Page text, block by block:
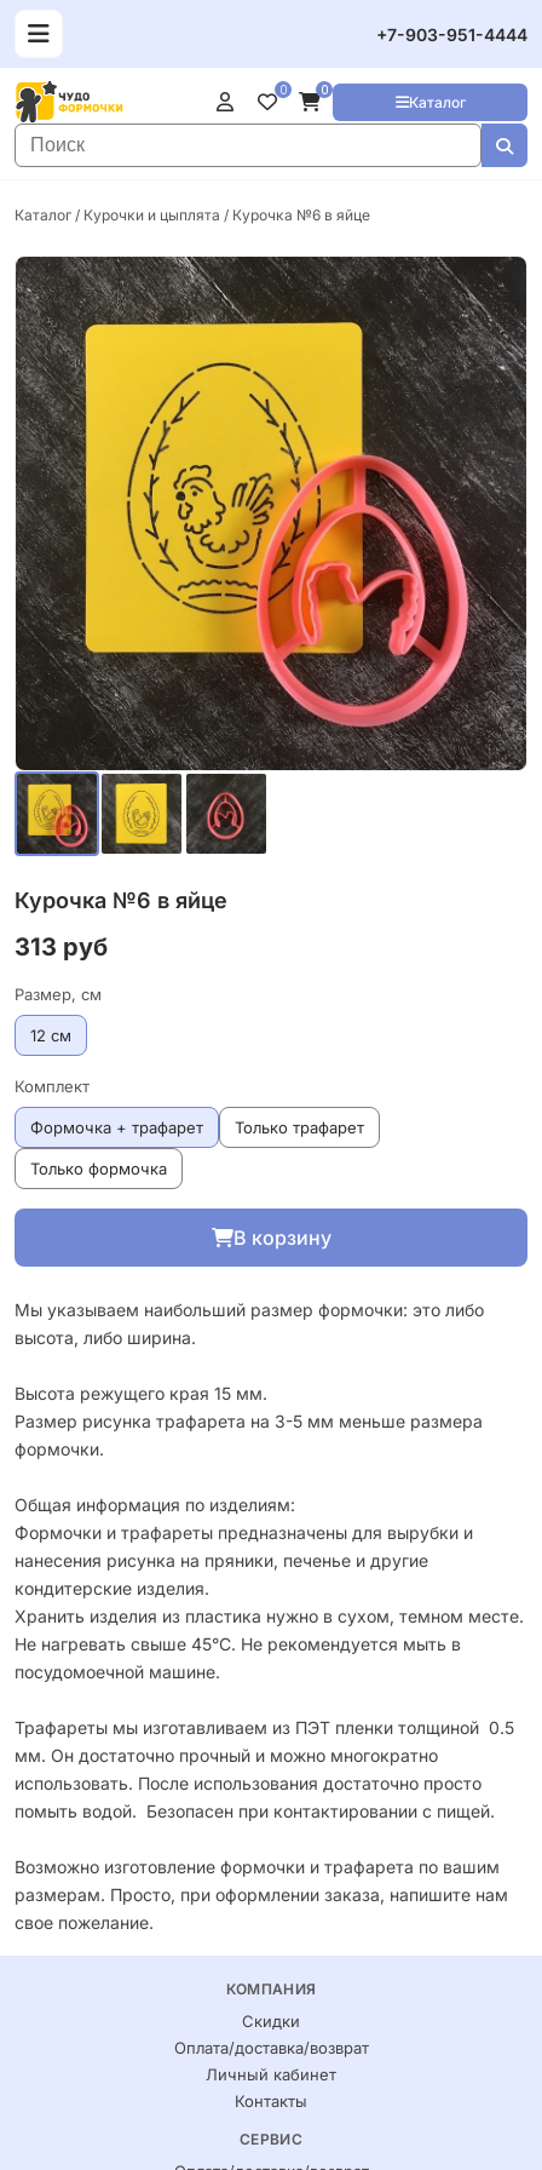
+7-903-951-4444
Каталог
0 0
Каталог / Курочки и цыплята / Курочка №6 в яйце
Курочка №6 в яйце
313 руб
Размер, см
12 см
Комплект
Формочка + трафарет Только трафарет
Только формочка
В корзину
Мы указываем наибольший размер формочки: это либо
высота, либо ширина.
Высота режущего края 15 мм.
Размер рисунка трафарета на 3-5 мм меньше размера
формочки.
Общая информация по изделиям:
Формочки и трафареты предназначены для вырубки и
нанесения рисунка на пряники, печенье и другие
кондитерские изделия.
Хранить изделия из пластика нужно в сухом, темном месте.
Не нагревать свыше 45°С. Не рекомендуется мыть в
посудомоечной машине.
Трафареты мы изготавливаем из ПЭТ пленки толщиной 0.5
мм. Он достаточно прочный и можно многократно
использовать. После использования достаточно просто
помыть водой. Безопасен при контактировании с пищей.
Возможно изготовление формочки и трафарета по вашим
размерам. Просто, при оформлении заказа, напишите нам
свое пожелание.
КОМПАНИЯ
Скидки
Оплата/доставка/возврат
Личный кабинет
Контакты
СЕРВИС